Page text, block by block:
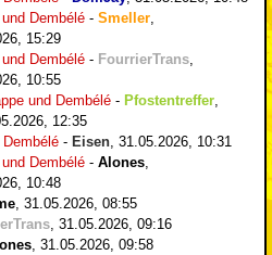
Dembélé - Smeller
15:29
Dembélé - FourrierTrans
10:55
und Dembélé - Pfostentreffer
12:35
Dembélé - Eisen 31.05.2026, 10:31
Dembélé - Alones
10:48
31.05.2026, 08:55
31.05.2026, 09:16
31.05.2026, 09:58